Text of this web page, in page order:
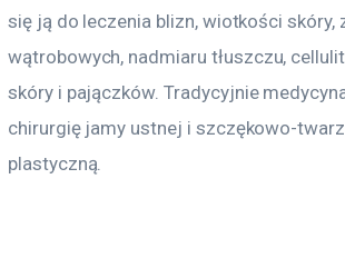
się ją do leczenia blizn, wiotkości skóry,
wątrobowych, nadmiaru tłuszczu,
skóry i pajączków. Tradycyjnie
chirurgię jamy ustnej i szczękowo-
plastyczną.